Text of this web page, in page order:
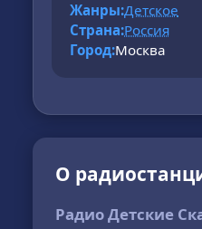
Жанры:Детское
Страна:Россия
Город:Москва
О
Радио Детские